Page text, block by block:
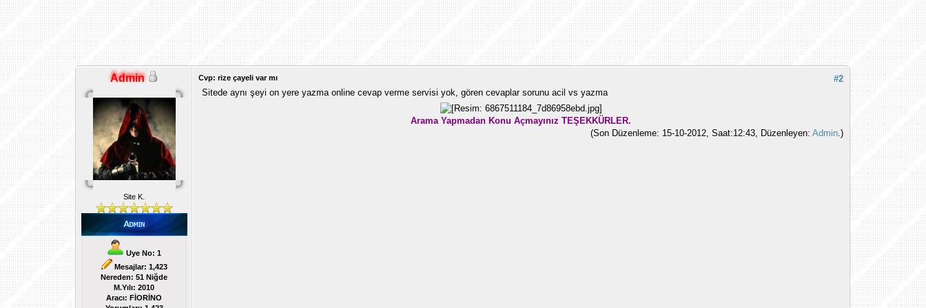
Admin
Site K.
Uye No: 1
Mesajlar: 1,423
Nereden: 51 Niğde
M.Yılı: 2010
Aracı: FİORİNO
#2
Cvp: rize çayeli var mı
Sitede aynı şeyi on yere yazma online cevap verme servisi yok, gören cevaplar sorunu acil vs yazma
Arama Yapmadan Konu Açmayınız TEŞEKKÜRLER.
(Son Düzenleme: 15-10-2012, Saat:12:43, Düzenleyen:Admin.)